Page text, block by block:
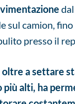
sul camion, fino
presso il
a settare
alti, ha